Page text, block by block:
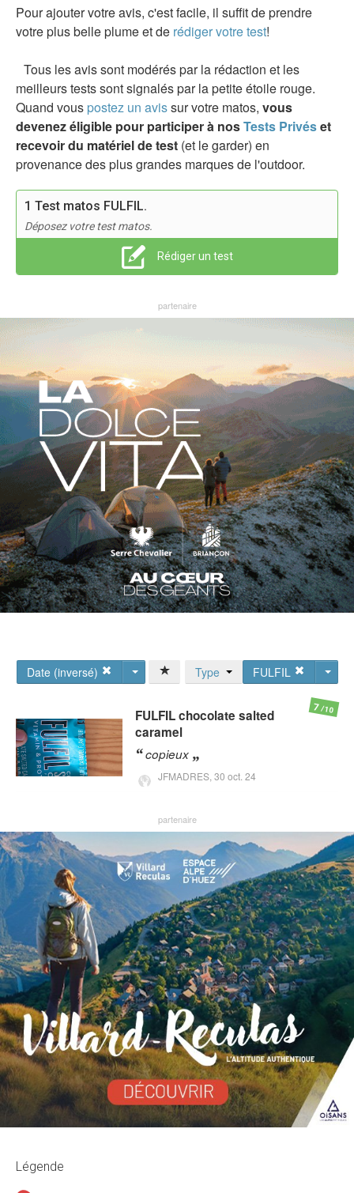
Pour ajouter votre avis, c'est facile, il suffit de prendre
votre plus belle plume et de rédiger votre test!
Tous les avis sont modérés par la rédaction et les
meilleurs tests sont signalés par la petite étoile rouge.
Quand vous postez un avissur votre matos, vous
devenez éligible pour participer à nosTests Privéset
recevoir du matériel de test (et le garder) en
provenance des plus grandes marques de l'outdoor.
1 Test matos FULFIL.
Déposez votre test matos.
Rédiger un test
Date (inversé) FULFIL
Type
FULFILchocolate salted
caramel
copieux
JFMADRES, 30 oct. 24
7/10
Légende